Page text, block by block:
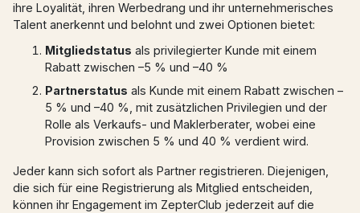
ihre Loyalität, ihren Werbedrang und ihr unternehmerisches
Talent anerkennt und belohnt und zwei Optionen bietet:
Mitgliedstatus als privilegierter Kunde mit einem
Rabatt zwischen –5 % und –40 %
Partnerstatus als Kunde mit einem Rabatt zwischen –
5 % und –40 %, mit zusätzlichen Privilegien und der
Rolle als Verkaufs- und Maklerberater, wobei eine
Provision zwischen 5 % und 40 % verdient wird.
Jeder kann sich sofort als Partner registrieren. Diejenigen,
die sich für eine Registrierung als Mitglied entscheiden,
können ihr Engagement im ZepterClub jederzeit auf die